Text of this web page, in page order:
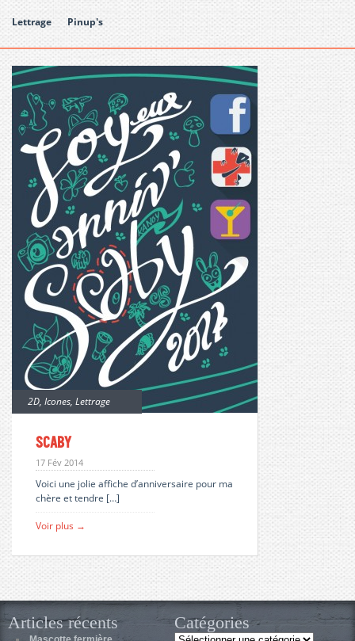
Lettrage Pinup's
2D, Icones, Lettrage
Scaby
17 Fév 2014
Voici une jolie affiche d’anniversaire pour ma
chère et tendre […]
Voir plus →
Articles récents Catégories
Catégories